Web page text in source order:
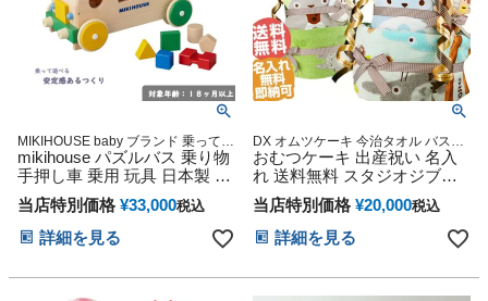
MIKIHOUSE baby ブランド 乗って遊
べる・遊んで学べる木製パズルバス
出産準備 出産記念 出産祝い 御誕生
日祝い 贈り物 プレゼントに♪
mikihouse パズルバス 乗り物
手押し車 乗用 玩具 日本製 出
産祝い ミキハウス 知育 遊び
木馬 木製 つみき 積み木 型は
め 幼児 男の子 女の子 プレゼ
ント 贈り物 専門
当店特別価格 ¥33,000税込
詳細を見る
DX オムツケーキ 今治タオル バスタ
オル 男の子 女の子 ギフト キャラク
ター ダイパーケーキ 豪華 赤ちゃん
インスタ
おむつケーキ 出産祝い 名入
れ 送料無料 スタジオジブリ
二馬力 となりのトトロ 思い
出 赤ちゃん 子供 出産 マタニ
ティ フォト パパ ママ ベイビ
ー お父さん お母さん クリス
当店特別価格 ¥20,000税込
詳細を見る